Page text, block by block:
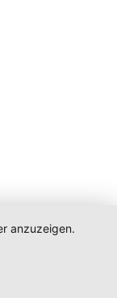
anzuzeigen.